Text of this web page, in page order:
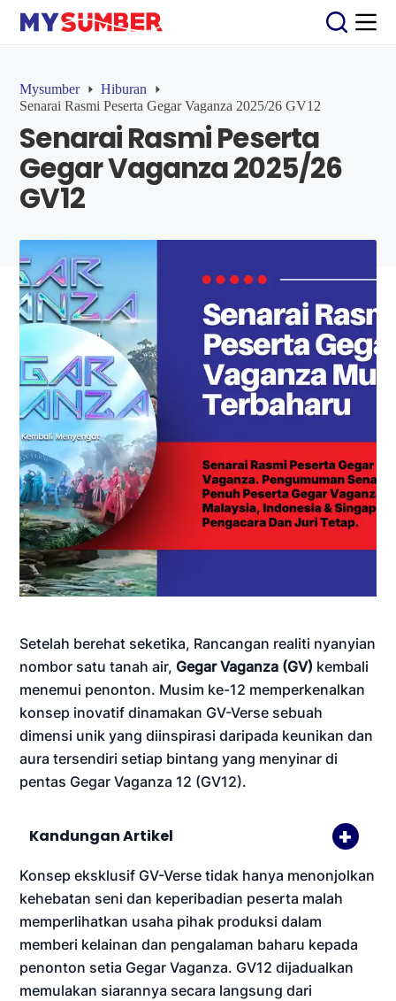
S
k
o
c
o
n
e
n
t
Mysumber
Hiburan
Senarai Rasmi Peserta Gegar Vaganza 2025/26 GV12
Senarai Rasmi Peserta
Gegar Vaganza 2025/26
GV12
Setelah berehat seketika, Rancangan realiti nyanyian
nombor satu tanah air, Gegar Vaganza (GV) kembali
menemui penonton. Musim ke-12 memperkenalkan
konsep inovatif dinamakan GV-Verse sebuah
dimensi unik yang diinspirasi daripada keunikan dan
aura tersendiri setiap bintang yang menyinar di
pentas Gegar Vaganza 12 (GV12).
Kandungan Artikel
Konsep eksklusif GV-Verse tidak hanya menonjolkan
kehebatan seni dan keperibadian peserta malah
memperlihatkan usaha pihak produksi dalam
memberi kelainan dan pengalaman baharu kepada
penonton setia Gegar Vaganza. GV12 dijadualkan
memulakan siarannya secara langsung dari